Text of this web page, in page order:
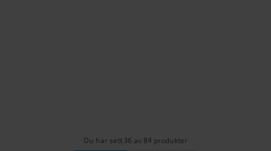
Du har sett 36 av 84 produkter